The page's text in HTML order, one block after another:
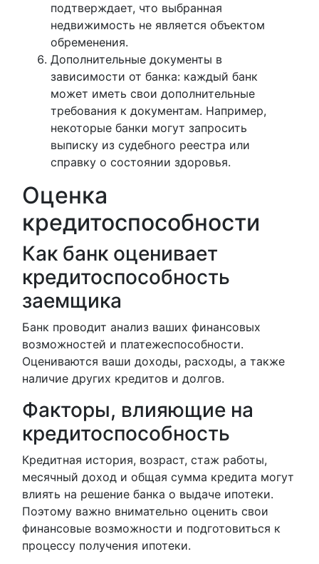
подтверждает, что выбранная
недвижимость не является объектом
обременения.
Дополнительные документы в
зависимости от банка: каждый банк
может иметь свои дополнительные
требования к документам. Например,
некоторые банки могут запросить
выписку из судебного реестра или
справку о состоянии здоровья.
Оценка
кредитоспособности
Как банк оценивает
кредитоспособность
заемщика
Банк проводит анализ ваших финансовых
возможностей и платежеспособности.
Оцениваются ваши доходы, расходы, а также
наличие других кредитов и долгов.
Факторы, влияющие на
кредитоспособность
Кредитная история, возраст, стаж работы,
месячный доход и общая сумма кредита могут
влиять на решение банка о выдаче ипотеки.
Поэтому важно внимательно оценить свои
финансовые возможности и подготовиться к
процессу получения ипотеки.